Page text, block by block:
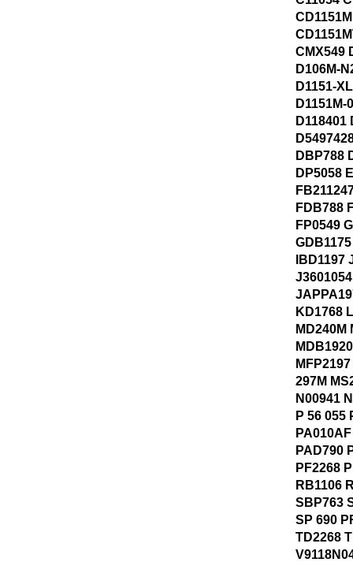
CMX549
D106M-
D1151-
D1151M-
D118401
DBP788
DP5058
FDB788
FP0549
IBD1197
KD1768
MD240M
297M
N00941
P 56 055
PAD790
PF2268
RB1106
SBP763
SP 690
TD2268